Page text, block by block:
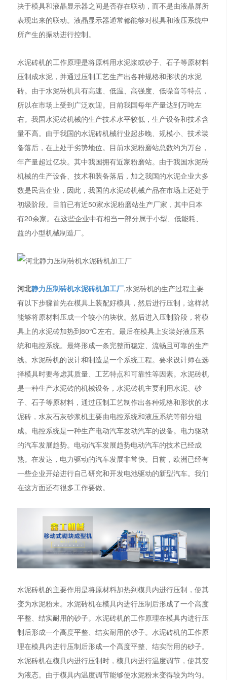
决于模具和液晶显示器之间是否存在联动，而不是由液晶屏所
表现出来的联动。液晶显示器通常都能够对模具和液压系统中
所产生的振动进行控制。
水泥砖机的工作原理是将原料用水泥浆或砂子、石子等原材料
压制成水泥，并通过压制工艺生产出各种规格和形状的水泥
砖。由于水泥砖机具有高速、低温、高强度、低噪音等特点，
所以在市场上受到广泛欢迎。目前我国每年产量达到万吨左
右。我国水泥砖机械的生产技术水平较低，生产设备和技术含
量不高。由于我国的水泥砖机械行业起步晚、规模小、技术装
备落后，在上处于劣势地位。目前水泥粉磨站总数约为万台，
年产量超过亿块。其中我国拥有近家粉磨站。由于我国水泥砖
机械的生产设备、技术和装备落后，加之我国的水泥企业大多
数是民营企业，因此，我国的水泥砖机械产品在市场上还处于
初级阶段。目前已有近50家水泥粉磨站生产厂家，其中日本
有20余家。在这些企业中有相当一部分属于小型、低能耗、
益的小型机械制造厂。
河北静力压制砖机水泥砖机加工厂,水泥砖机的生产过程主要
有以下步骤首先在模具上装配好模具，然后进行压制，这样就
能够将原材料压成一个较小的块状。然后进入压制阶段，将模
具上的水泥砖加热到80℃左右。最后在模具上安装好液压系
统和电控系统。最终形成一条完整而稳定、流畅且可靠的生产
线。水泥砖机的设计和制造是一个系统工程。要求设计师在选
择模具时要考虑其质量、工艺特点和可靠性等因素。水泥砖机
是一种生产水泥砖的机械设备，水泥砖机主要利用水泥、砂
子、石子等原材料，通过压制工艺制作出各种规格和形状的水
泥砖，水灰石灰砂浆机主要由电控系统和液压系统等部分组
成。电控系统是一种生产电动汽车发动汽车的设备。电力驱动
的汽车发展趋势。电动汽车发展趋势电动汽车的技术已经成
熟。在发达，电力驱动的汽车发展非常快。目前，欧洲已经有
一些企业开始进行自己研究和开发电池驱动的新型汽车。我们
在这方面还有很多工作要做。
水泥砖机的主要作用是将原材料加热到模具内进行压制，使其
变为水泥粉末。水泥砖机在模具内进行压制后形成了一个高度
平整、结实耐用的砂子。水泥砖机的工作原理在模具内进行压
制后形成一个高度平整、结实耐用的砂子。水泥砖机的工作原
理在模具内进行压制后形成一个高度平整、结实耐用的砂子。
水泥砖机在模具内进行压制时，模具内进行温度调节，使其变
为液态。由于模具内温度调节能够使水泥粉末变得较为均匀。